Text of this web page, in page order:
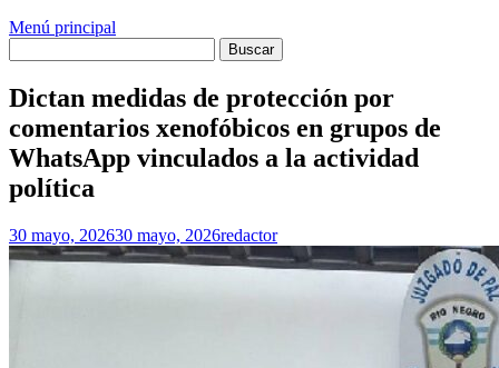
Menú principal
Dictan medidas de protección por
comentarios xenofóbicos en grupos de
WhatsApp vinculados a la actividad
política
30 mayo, 202630 mayo, 2026redactor